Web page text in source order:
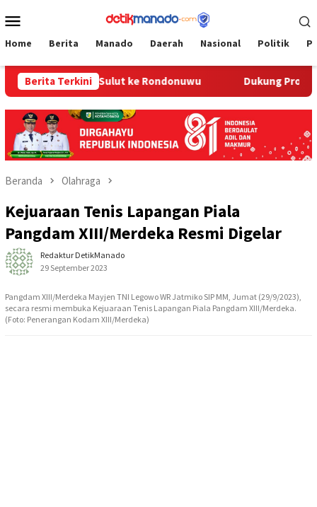
ke
Mobile
Home Berita Manado Daerah Nasional Politik
Berita Terkini
Dikda Sulut ke Rondonuwu Dukung Program
Beranda Olahraga
Kejuaraan Tenis Lapangan Piala
Pangdam XIII/Merdeka Resmi Digelar
Redaktur DetikManado
29 September 2023
Pangdam XIII/Merdeka Mayjen TNI Legowo WR Jatmiko SIP MM, Jumat (29/9/2023),
secara resmi membuka Kejuaraan Tenis Lapangan Piala Pangdam XIII/Merdeka.
(Foto: Penerangan Kodam XIII/Merdeka)